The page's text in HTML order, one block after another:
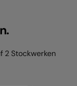
2 Stockwerken